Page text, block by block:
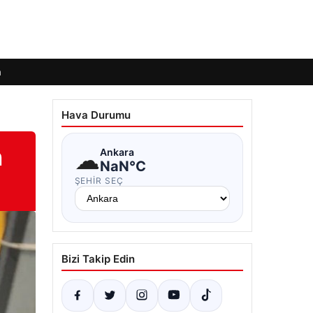
Hava Durumu
☁Ankara
NaN°C
ŞEHIR SEÇ
Bizi Takip Edin